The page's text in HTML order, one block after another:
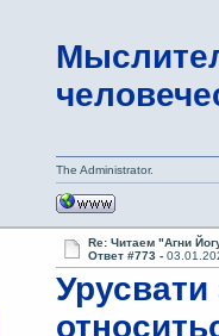
The Administrator.
Re: Читаем "Агни
Ответ #773 -